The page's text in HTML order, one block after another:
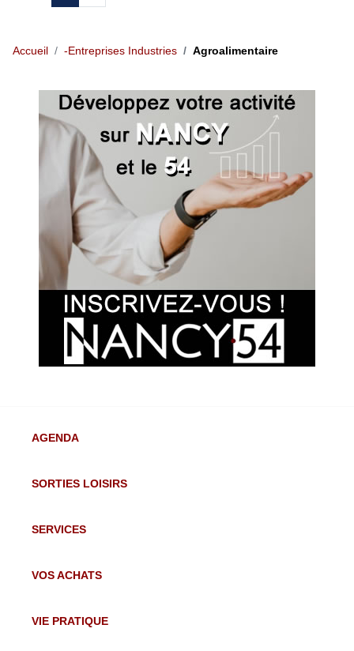
Accueil -Entreprises Industries Agroalimentaire
AGENDA
SORTIES LOISIRS
SERVICES
VOS ACHATS
VIE PRATIQUE